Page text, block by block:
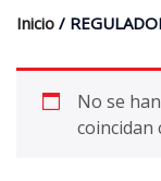
Inicio /
No se
coincidan